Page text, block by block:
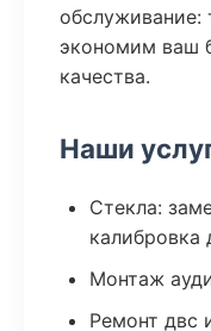
обслуживание:
экономим ваш
качества.
Наши
Стекла:
калибровка
Монтаж
Ремонт двс